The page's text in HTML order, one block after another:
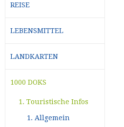
REISE
LEBENSMITTEL
LANDKARTEN
1000 DOKS
1. Touristische Infos
1. Allgemein